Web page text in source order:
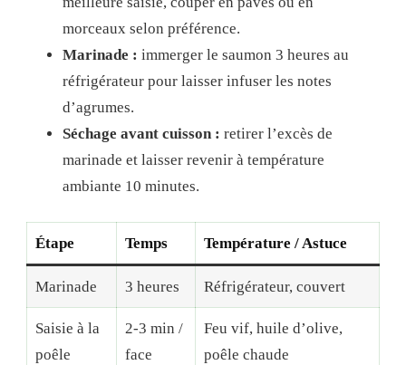
morceaux selon préférence.
Marinade : immerger le saumon 3 heures au
réfrigérateur pour laisser infuser les notes
d’agrumes.
Séchage avant cuisson : retirer l’excès de
marinade et laisser revenir à température
ambiante 10 minutes.
Étape Temps Température / Astuce
Marinade 3 heures Réfrigérateur, couvert
Saisie à la
poêle
2-3 min /
face
Feu vif, huile d’olive,
poêle chaude